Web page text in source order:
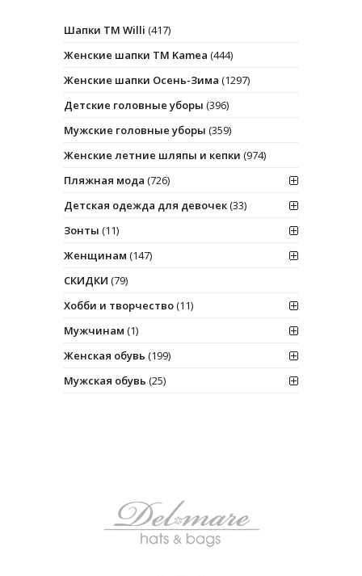
Шапки ТМ Willi (417)
Женские шапки ТМ Kamea (444)
Женские шапки Осень-Зима (1297)
Детские головные уборы (396)
Мужские головные уборы (359)
Женские летние шляпы и кепки (974)
Пляжная мода (726)
Детская одежда для девочек(33)
Зонты (11)
Женщинам (147)
СКИДКИ (79)
Хобби и творчество(11)
Мужчинам (1)
Женская обувь (199)
Мужская обувь (25)